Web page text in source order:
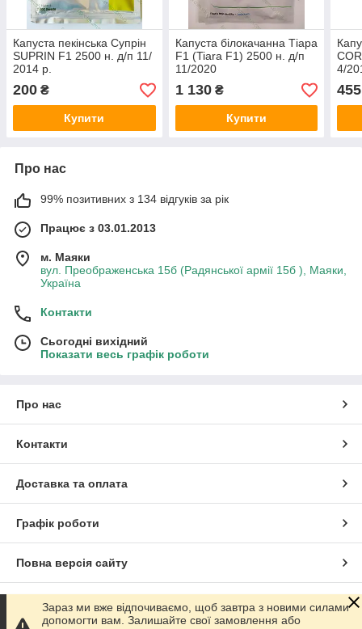
Капуста пекінська Супрін
SUPRIN F1 2500 н. д/п 11/
2014 р.
200 ₴
Купити
Капуста білокачанна Тіара
F1 (Tiara F1) 2500 н. д/п
11/2020
1 130₴
Купити
4/
455
Про нас
99% позитивних з 134 відгуків за рік
Працює з 03.01.2013
м. Маяки
вул. Преображенська 15б (Радянської армії 15б ), Маяки,
Україна
Контакти
Сьогодні вихідний
Показати весь графік роботи
Про нас
Контакти
Доставка та оплата
Графік роботи
Повна версія сайту
Сайт створено на маркетплейсіProm.ua
Зараз ми вже відпочиваємо, щоб завтра з новими силами
допомогти вам. Залишайте свої замовлення або